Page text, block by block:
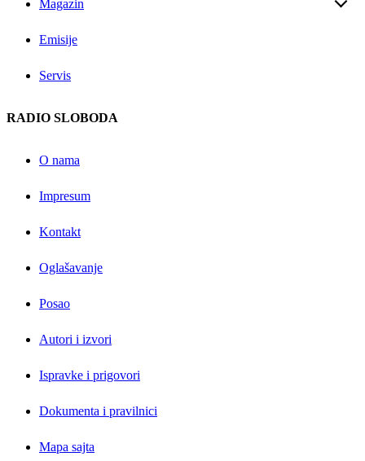
Magazin
Emisije
Servis
RADIO SLOBODA
O nama
Impresum
Kontakt
Oglašavanje
Posao
Autori i izvori
Ispravke i prigovori
Dokumenta i pravilnici
Mapa sajta